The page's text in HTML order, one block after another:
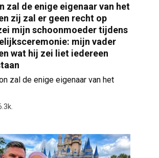
zal de enige eigenaar van het
zij zal er geen recht op
mijn schoonmoeder tijdens
mijn vader
wat hij zei liet iedereen
zal de enige eigenaar van het